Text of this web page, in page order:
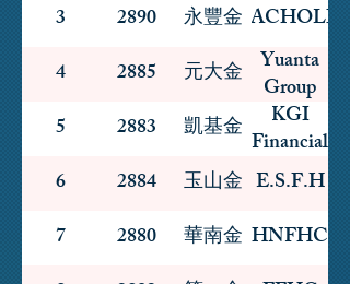
3
2890 永豐金
4
2885 元大金 Yuanta
Group
5
2883 凱基金 KGI
Financial
6
2884 玉山金 E.S.F.H
7
2880 華南金 HNFHC